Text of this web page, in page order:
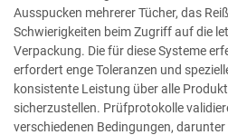
Ausspucken mehrerer Tücher, das
Schwierigkeiten beim Zugriff auf die
Verpackung. Die für diese Systeme
erfordert enge Toleranzen und
konsistente Leistung über alle
sicherzustellen. Prüfprotokolle
verschiedenen Bedingungen,